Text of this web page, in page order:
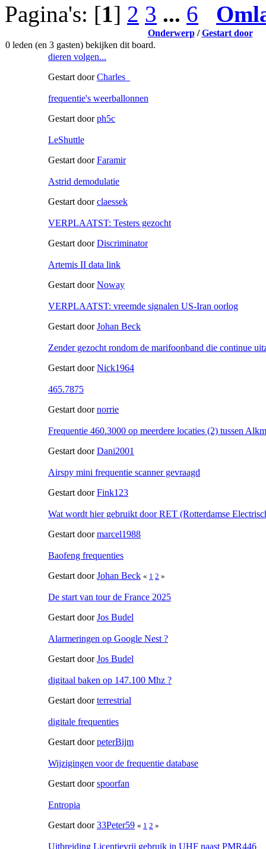
Pagina's: [1] 2 3 ... 6
Onderwerp/Gestart door
0 leden (en 3 gasten) bekijken dit board.
dieren volgen...
Gestart doorCharles_
frequentie's weerballonnen
Gestart doorph5c
LeShuttle
Gestart doorFaramir
Astrid demodulatie
Gestart doorclaessek
VERPLAATST: Testers gezocht
Gestart doorDiscriminator
Artemis II data link
Gestart doorNoway
VERPLAATST: vreemde signalen US-Iran oorlog
Gestart doorJohan Beck
Zender gezocht rondom de marifoonband die continue
Gestart doorNick1964
465.7875
Gestart doornorrie
Frequentie 460.3000 op meerdere locaties (2) tussen
Gestart doorDani2001
Airspy mini frequentie scanner gevraagd
Gestart doorFink123
Wat wordt hier gebruikt door RET (Rotterdamse
Gestart doormarcel1988
Baofeng frequenties
Gestart doorJohan Beck « 1 2 »
De start van tour de France 2025
Gestart doorJos Budel
Alarmeringen op Google Nest ?
Gestart doorJos Budel
digitaal baken op 147.100 Mhz ?
Gestart doorterrestrial
digitale frequenties
Gestart doorpeterBijm
Wijzigingen voor de frequentie database
Gestart doorspoorfan
Entropia
Gestart door33Peter59 « 1 2 »
Uitbreiding Licentievrij gebruik in UHF naast PMR446